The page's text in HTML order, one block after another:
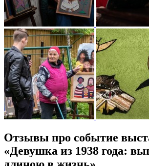
Отзывы про событие
«Девушка из 1938 года: